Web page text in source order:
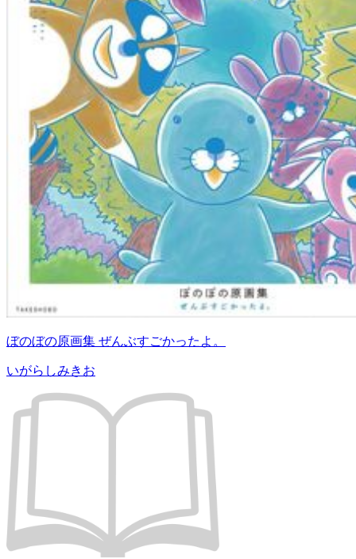
ぼのぼの原画集 ぜんぶすごかったよ。
いがらしみきお